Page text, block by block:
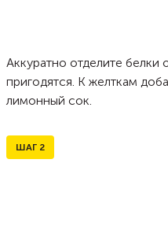
Аккуратно отделите белки
пригодятся. К желткам
лимонный сок.
ШАГ 2